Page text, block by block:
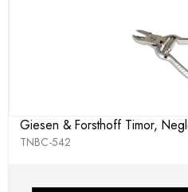
Giesen & Forsthoff Timor,
TNBC-542